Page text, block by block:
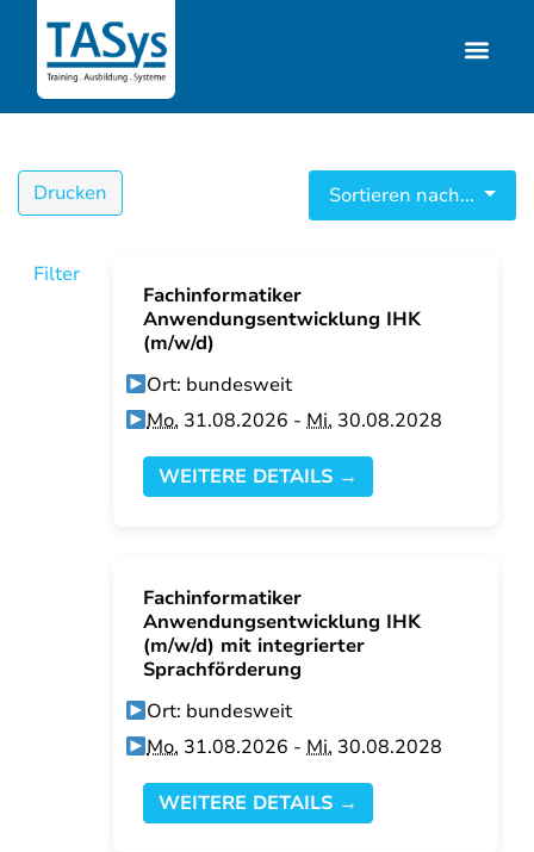
Drucken Sortieren nach...
Filter
Fachinformatiker
Anwendungsentwicklung IHK
(m/w/d)
Ort: bundesweit
Mo. 31.08.2026 -Mi. 30.08.2028
WEITERE DETAILS →
Fachinformatiker
Anwendungsentwicklung IHK
(m/w/d) mit integrierter
Sprachförderung
Ort: bundesweit
Mo. 31.08.2026 -Mi. 30.08.2028
WEITERE DETAILS →